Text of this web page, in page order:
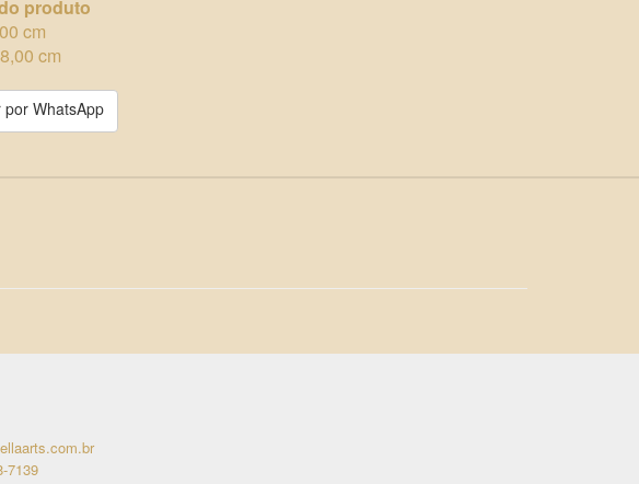
produto
cm
cm
por WhatsApp
7139